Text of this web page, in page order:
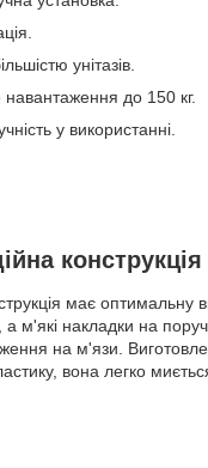
унітазів.
до 150 кг.
у використанні.
конструкція
має оптимальну
м'які накладки на
на м'язи.
вона легко